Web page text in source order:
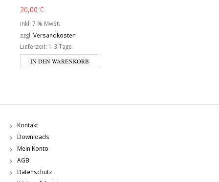
20,00 €
inkl. 7 % MwSt.
zzgl. Versandkosten
Lieferzeit: 1-3 Tage
IN DEN WARENKORB
Kontakt
Downloads
Mein Konto
AGB
Datenschutz